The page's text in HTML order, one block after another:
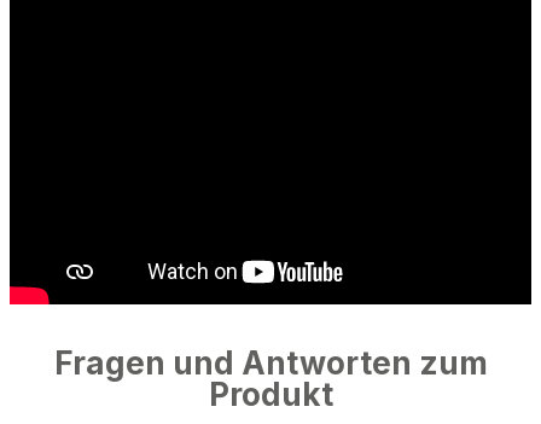
Fragen und Antworten zum
Produkt